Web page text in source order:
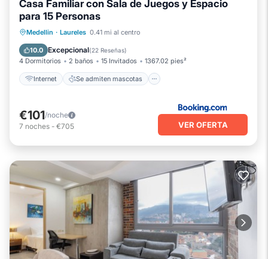
Casa Familiar con Sala de Juegos y Espacio
para 15 Personas
Medellin · Laureles 0.41 mi al centro
10.0 Excepcional(22 Reseñas)
4 Dormitorios 2 baños 15 Invitados 1367.02 pies²
Internet Se admiten mascotas
Internet
Se admiten mascotas
Apto para niños
€101/noche
7 noches - €705 VER OFERTA